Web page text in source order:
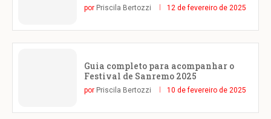
por Priscila Bertozzi 12 de fevereiro de 2025
Guia completo para acompanhar o
Festival de Sanremo 2025
por Priscila Bertozzi 10 de fevereiro de 2025